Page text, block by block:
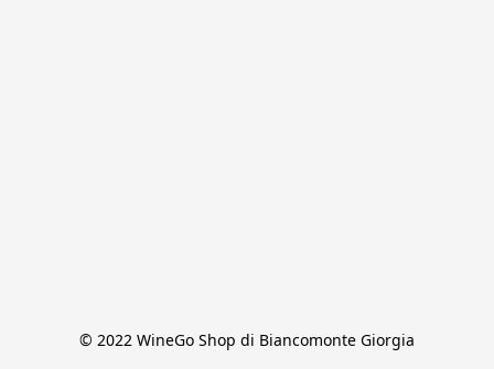
© 2022 WineGo Shop di Biancomonte Giorgia